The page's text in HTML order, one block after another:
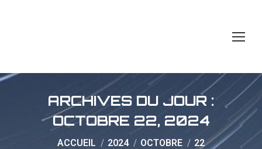
ARCHIVES DU JOUR :
OCTOBRE 22, 2024
Vous êtes ici :
ACCUEIL 2024 OCTOBRE 22